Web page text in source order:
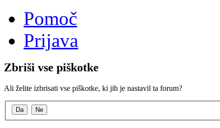
Pomoč
Prijava
Zbriši vse piškotke
Ali želite izbrisati vse piškotke, ki jih je nastavil ta forum?